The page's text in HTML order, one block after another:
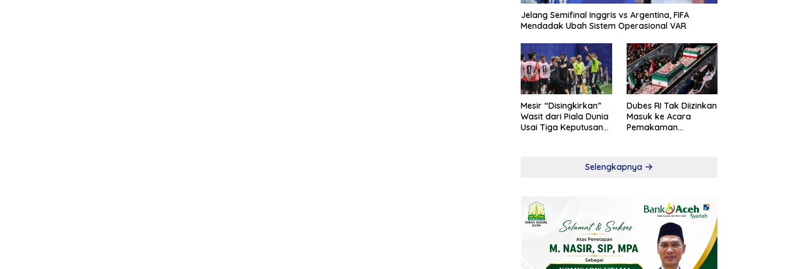
Jelang Semifinal Inggris vs Argentina, FIFA
Mendadak Ubah Sistem Operasional VAR
Mesir “Disingkirkan”
Wasit dari Piala Dunia
Usai Tiga Keputusan
Dubes RI Tak Diizinkan
Masuk ke Acara
Pemakaman
Selengkapnya